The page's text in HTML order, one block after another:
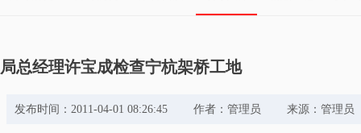
局总经理许宝成检查宁杭架桥工地
发布时间：2011-04-01 08:26:45 作者：管理员 来源：管理